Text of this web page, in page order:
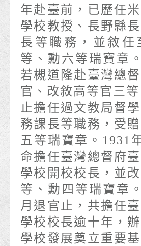
年赴臺前，已歷任
學校教授、長野縣
長等職務，並敘任
等、勳六等瑞寶章
若槻道隆赴臺灣總
官、改敘高等官三
止擔任過文教局督
務課長等職務，受
五等瑞寶章。1931
命擔任臺灣總督府
學校開校校長，並
等、勳四等瑞寶章
月退官止，共擔任
學校校長逾十年，
學校發展奠立重要